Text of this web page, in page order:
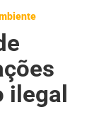
ilegal